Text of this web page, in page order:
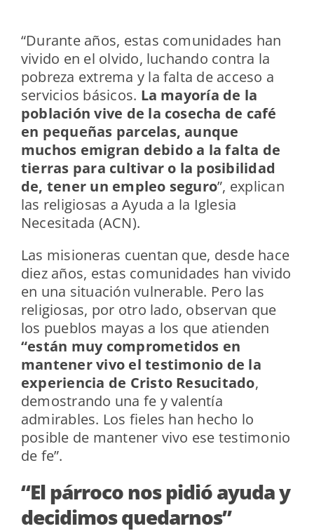
“Durante años, estas comunidades han
vivido en el olvido, luchando contra la
pobreza extrema y la falta de acceso a
servicios básicos. La mayoría de la
población vive de la cosecha de café
en pequeñas parcelas, aunque
muchos emigran debido a la falta de
tierras para cultivar o la posibilidad
de, tener un empleo seguro”, explican
las religiosas a Ayuda a la Iglesia
Necesitada (ACN).
Las misioneras cuentan que, desde hace
diez años, estas comunidades han vivido
en una situación vulnerable. Pero las
religiosas, por otro lado, observan que
los pueblos mayas a los que atienden
“están muy comprometidos en
mantener vivo el testimonio de la
experiencia de Cristo Resucitado,
demostrando una fe y valentía
admirables. Los fieles han hecho lo
posible de mantener vivo ese testimonio
de fe”.
“El párroco nos pidió ayuda y
decidimos quedarnos”